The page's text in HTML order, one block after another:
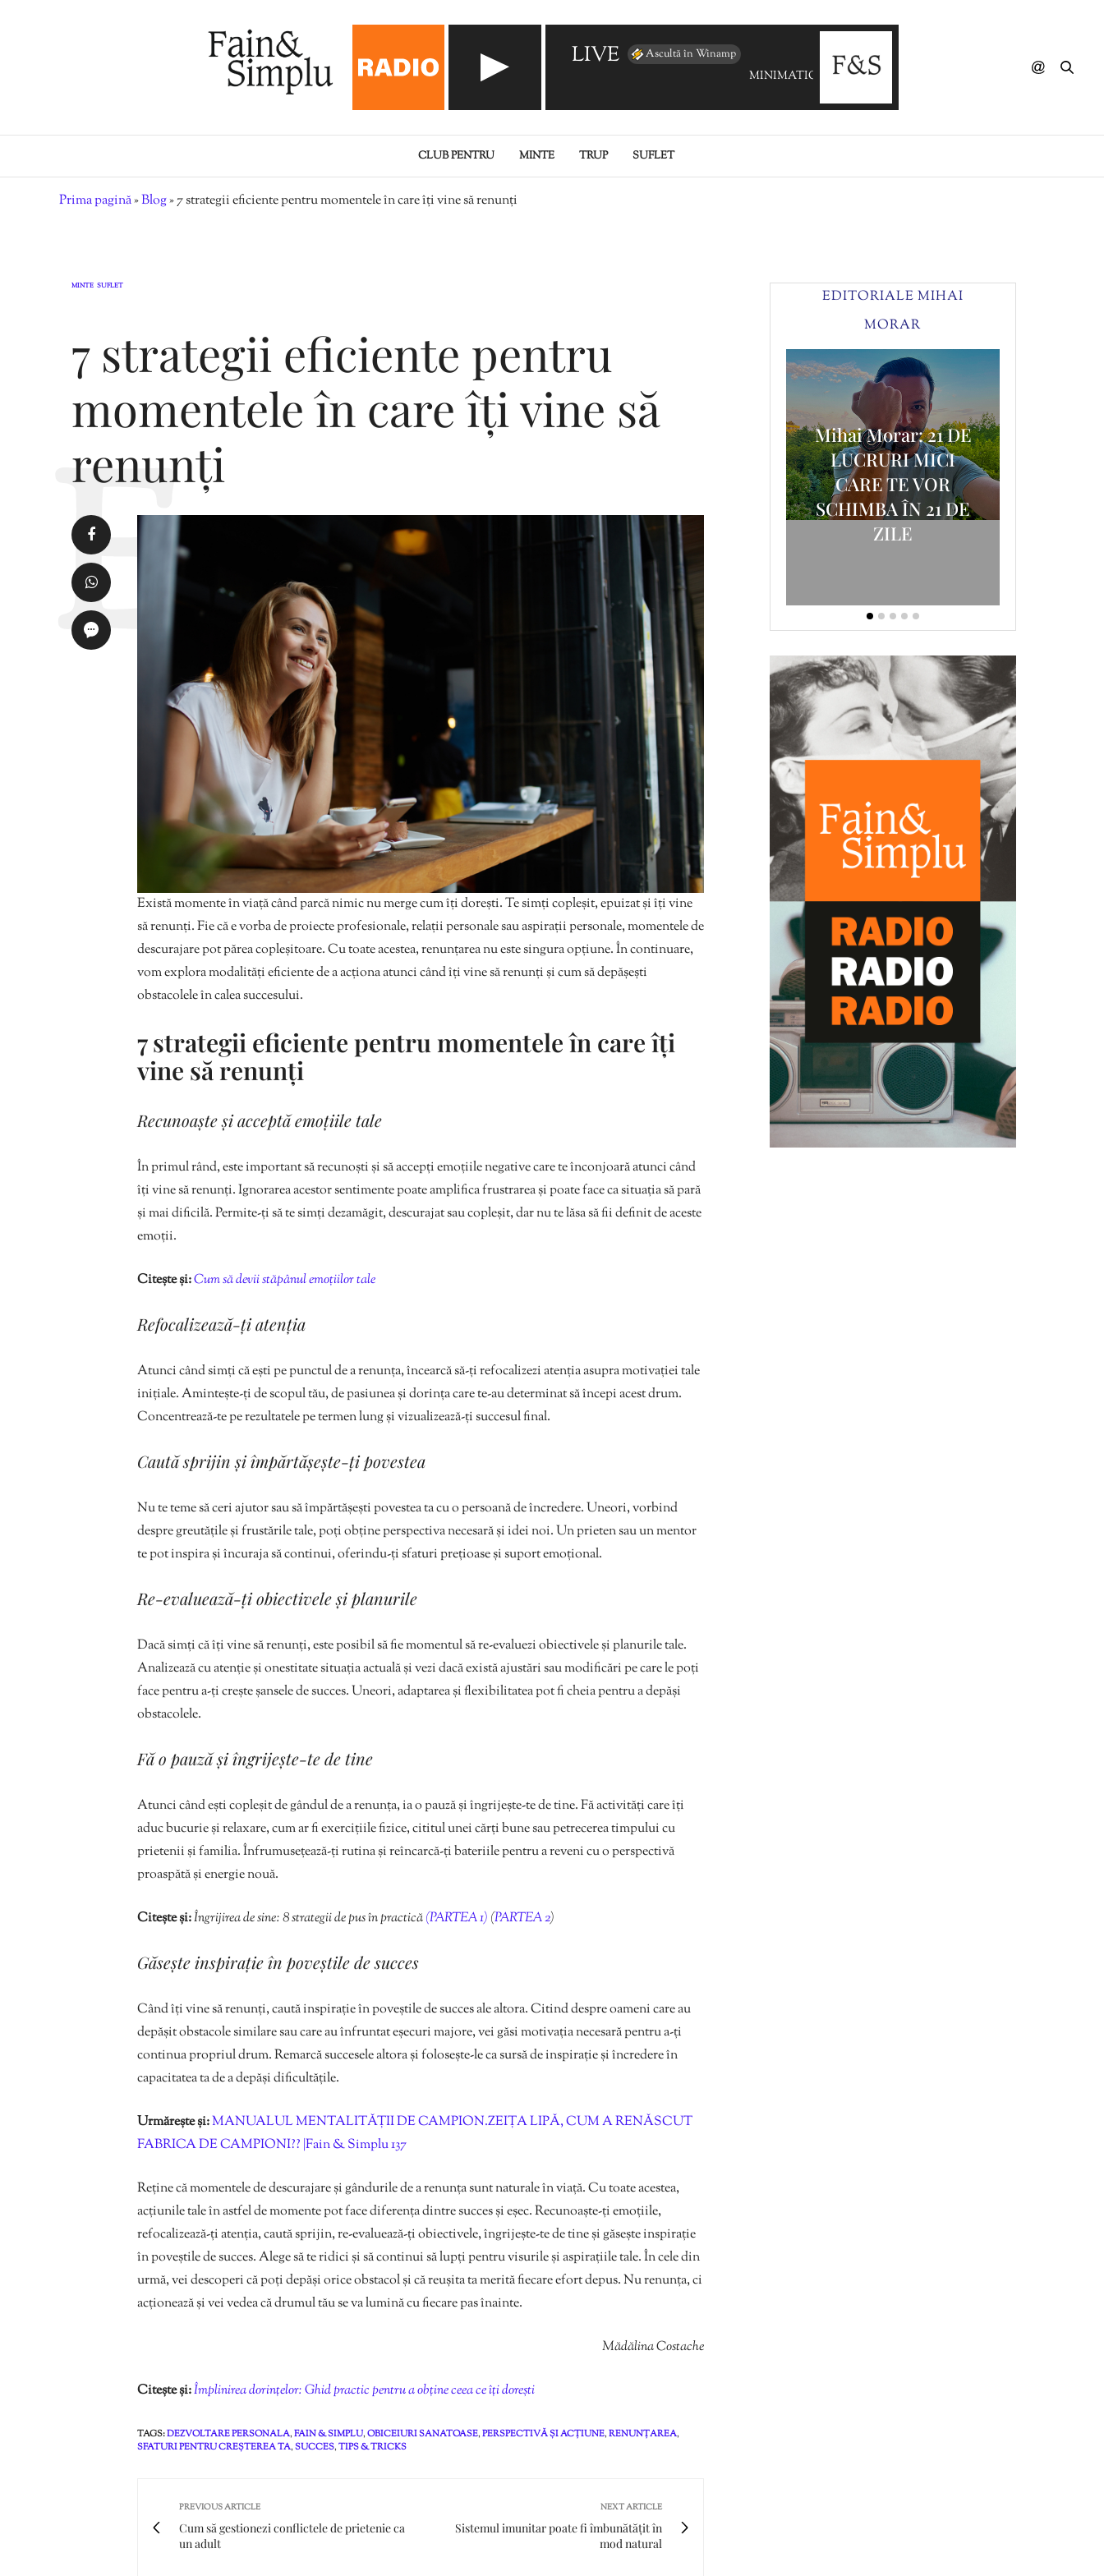
LIVE Ascultă în Winamp
MINIMATIC - Lady ChaCha
CLUB PENTRU MINTE TRUP SUFLET
Prima pagină»Blog»7 strategii eficiente pentru momentele în care îți vine să renunți
MINTE SUFLET
7 strategii eficiente pentru
momentele în care îți vine să
renunți
Există momente în viață când parcă nimic nu merge cum îți dorești. Te simți copleșit, epuizat și îți vine
să renunți. Fie că e vorba de proiecte profesionale, relații personale sau aspirații personale, momentele de
descurajare pot părea copleșitoare. Cu toate acestea, renunțarea nu este singura opțiune. În continuare,
vom explora modalități eficiente de a acționa atunci când îți vine să renunți și cum să depășești
obstacolele în calea succesului.
7 strategii eficiente pentru momentele în care îți
vine să renunți
Recunoaște și acceptă emoțiile tale
În primul rând, este important să recunoști și să accepți emoțiile negative care te înconjoară atunci când
îți vine să renunți. Ignorarea acestor sentimente poate amplifica frustrarea și poate face ca situația să pară
și mai dificilă. Permite-ți să te simți dezamăgit, descurajat sau copleșit, dar nu te lăsa să fii definit de aceste
emoții.
Citește și:Cum să devii stăpânul emoțiilor tale
Refocalizează-ți atenția
Atunci când simți că ești pe punctul de a renunța, încearcă să-ți refocalizezi atenția asupra motivației tale
inițiale. Amintește-ți de scopul tău, de pasiunea și dorința care te-au determinat să începi acest drum.
Concentrează-te pe rezultatele pe termen lung și vizualizează-ți succesul final.
Caută sprijin și împărtășește-ți povestea
Nu te teme să ceri ajutor sau să împărtășești povestea ta cu o persoană de încredere. Uneori, vorbind
despre greutățile și frustările tale, poți obține perspectiva necesară și idei noi. Un prieten sau un mentor
te pot inspira și încuraja să continui, oferindu-ți sfaturi prețioase și suport emoțional.
Re-evaluează-ți obiectivele și planurile
Dacă simți că îți vine să renunți, este posibil să fie momentul să re-evaluezi obiectivele și planurile tale.
Analizează cu atenție și onestitate situația actuală și vezi dacă există ajustări sau modificări pe care le poți
face pentru a-ți crește șansele de succes. Uneori, adaptarea și flexibilitatea pot fi cheia pentru a depăși
obstacolele.
Fă o pauză și îngrijește-te de tine
Atunci când ești copleșit de gândul de a renunța, ia o pauză și îngrijește-te de tine. Fă activități care îți
aduc bucurie și relaxare, cum ar fi exercițiile fizice, cititul unei cărți bune sau petrecerea timpului cu
prietenii și familia. Înfrumusețează-ți rutina și reîncarcă-ți bateriile pentru a reveni cu o perspectivă
proaspătă și energie nouă.
Citește și:Îngrijirea de sine: 8 strategii de pus în practică(PARTEA 1) (PARTEA 2)
Găsește inspirație în poveștile de succes
Când îți vine să renunți, caută inspirație în poveștile de succes ale altora. Citind despre oameni care au
depășit obstacole similare sau care au înfruntat eșecuri majore, vei găsi motivația necesară pentru a-ți
continua propriul drum. Remarcă succesele altora și folosește-le ca sursă de inspirație și încredere în
capacitatea ta de a depăși dificultățile.
Urmărește și:MANUALUL MENTALITĂȚII DE CAMPION.ZEIȚA LIPĂ, CUM A RENĂSCUT
FABRICA DE CAMPIONI?? |Fain & Simplu 137
Reține că momentele de descurajare și gândurile de a renunța sunt naturale în viață. Cu toate acestea,
acțiunile tale în astfel de momente pot face diferența dintre succes și eșec. Recunoaște-ți emoțiile,
refocalizează-ți atenția, caută sprijin, re-evaluează-ți obiectivele, îngrijește-te de tine și găsește inspirație
în poveștile de succes. Alege să te ridici și să continui să lupți pentru visurile și aspirațiile tale. În cele din
urmă, vei descoperi că poți depăși orice obstacol și că reușita ta merită fiecare efort depus. Nu renunța, ci
acționează și vei vedea că drumul tău se va lumină cu fiecare pas înainte.
Mădălina Costache
Citește și:Împlinirea dorințelor: Ghid practic pentru a obține ceea ce îți dorești
TAGS:DEZVOLTARE PERSONALA,FAIN & SIMPLU,OBICEIURI SANATOASE,PERSPECTIVĂ ȘI ACȚIUNE,RENUNȚAREA,
SFATURI PENTRU CREȘTEREA TA,SUCCES,TIPS & TRICKS
PREVIOUS ARTICLE
Cum să gestionezi conflictele de prietenie ca
un adult
NEXT ARTICLE
Sistemul imunitar poate fi îmbunătățit în
mod natural
EDITORIALE MIHAI
MORAR
FRUMOS
Mihai Morar: 21 DE
LUCRURI MICI
CARE TE VOR
SCHIMBA ÎN 21 DE
ZILE